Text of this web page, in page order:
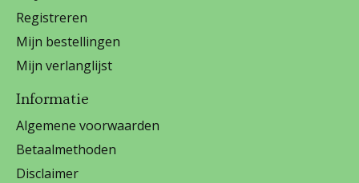
Registreren
Mijn bestellingen
Mijn verlanglijst
Informatie
Algemene voorwaarden
Betaalmethoden
Disclaimer